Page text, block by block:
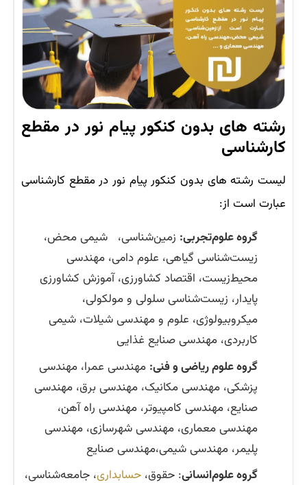
رشته های بدون کنکور پیام نور در مقطع
کارشناسی
لیست رشته های بدون کنکور پیام نور در مقطع کارشناسی
عبارت است از:
گروه علوم‌تجربی: زمین‌شناسی، شیمی محض،
زیست‌شناسی گیاهی، علوم دامی، مهندسی
محیط‌زیست، اقتصاد کشاورزی، آموزش کشاورزی
پایدار، زیست‌شناسی سلولی و مولکولی،
میکروبیولوژی، علوم و مهندسی شیلات، شیمی
کاربردی، مهندسی صنایع غذایی
گروه علوم ریاضی و فنی: مهندسی عمرا، مهندسی
پزشکی، مهندسی مکانیک، مهندسی برق، مهندسی
صنایع، مهندسی کامپیوتر، مهندسی راه آهن،
مهندسی معماری، مهندسی شهرسازی، مهندسی
پلیمر، مهندسی شیمی،مهندسی صنایع
گروه علوم‌انسانی: حقوق، حسابداری، جامعه‌شناسی،